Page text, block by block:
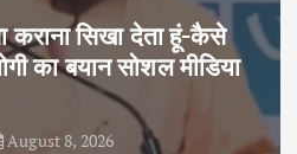
कराना सिखा देता हूं-कैसे
का बयान सोशल मीडिया
August 8, 2026